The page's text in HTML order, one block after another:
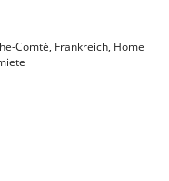
Comté, Frankreich, Home